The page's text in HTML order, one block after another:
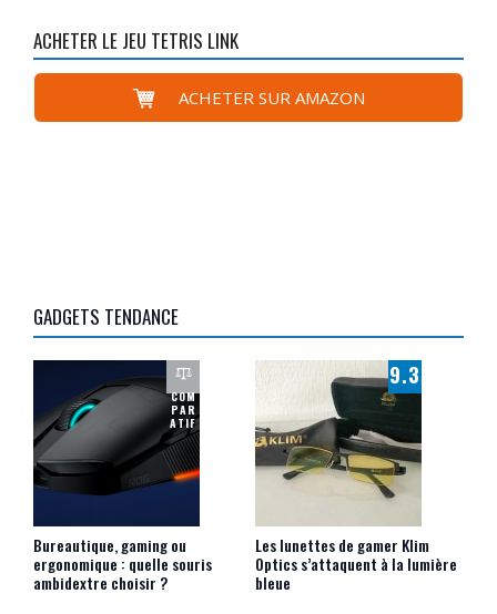
ACHETER LE JEU TETRIS LINK
ACHETER SUR AMAZON
GADGETS TENDANCE
COM
PAR
ATIF
Bureautique, gaming ou
ergonomique : quelle souris
ambidextre choisir ?
9.3
Les lunettes de gamer Klim
Optics s’attaquent à la lumière
bleue